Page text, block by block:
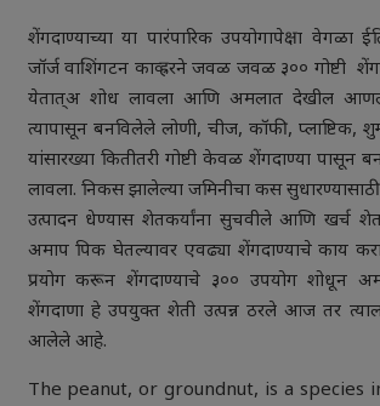
शेंगदाण्याच्या या पारंपारिक उपयोगापेक्षा वेगळा
जॉर्ज वाशिंगटन काव्ह्ररने जवळ जवळ ३०० गोष्टी
येतात्‌अ शोध लावला आणि अमलात देखील
त्यापासून बनविलेले लोणी, चीज, कॉफी, प्लाष्टिक,
यांसारख्या कितीतरी गोष्टी केवळ शेंगदाण्या पासून
लावला. निकस झालेल्या जमिनीचा कस सुधारण्यासाठी
उत्पादन धेण्यास शेतकर्यांना सुचवीले आणि खर्च
अमाप पिक घेतल्यावर एवढ्या शेंगदाण्याचे काय
प्रयोग करून शेंगदाण्याचे ३०० उपयोग शोधून
शेंगदाणा हे उपयुक्त शेती उत्पन्न ठरले आज तर
आलेले आहे.
The peanut, or groundnut, is a species